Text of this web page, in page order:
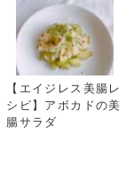
【エイジレス美腸レ
シピ】アボカドの美
腸サラダ